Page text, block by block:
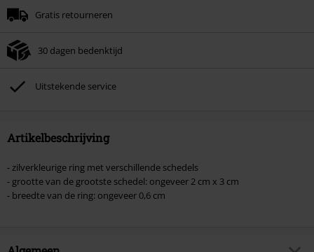
Zodra je de code hebt ingevoerd, wordt de korting automatisch verrekend in
Kan niet gecombineerd worden met andere kortingscodes. Boeken, media,
Toten Hosen, Metality, cadeaubonnen en artikelen met een inbegrepen
donatie zijn uitgesloten van de korting.
Gratis retourneren
30 dagen bedenktijd
Uitstekende service
Artikelbeschrijving
- zilverkleurige ring met verschillende schedels
- grootte van de grootste schedel: ongeveer 2 cm x 3 cm
- breedte van de ring: ongeveer 0,6 cm